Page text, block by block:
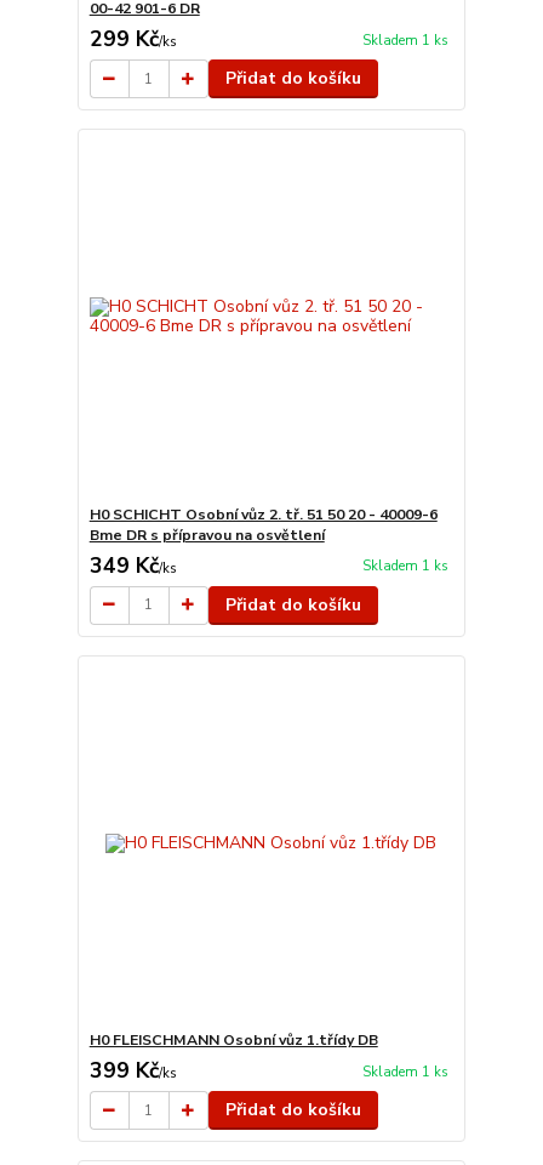
00-42 901-6 DR
299 Kč/ks Skladem 1 ks
Přidat do košíku
H0 SCHICHT Osobní vůz 2. tř. 51 50 20 - 40009-6
Bme DR s přípravou na osvětlení
349 Kč/ks Skladem 1 ks
Přidat do košíku
H0 FLEISCHMANN Osobní vůz 1.třídy DB
399 Kč/ks Skladem 1 ks
Přidat do košíku